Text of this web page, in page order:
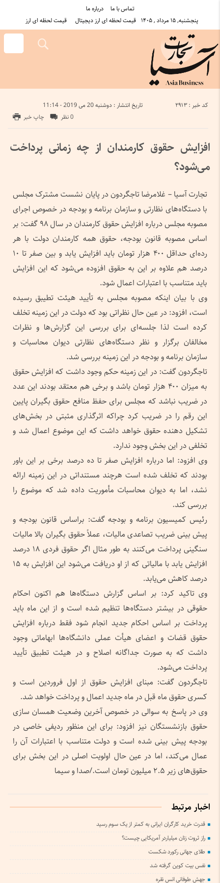
درباره ما
تماس با ما
پنجشنبه, ۱۵ مرداد , ۱۴۰۵
قیمت لحظه ای ارز دیجیتال قیمت لحظه ای ارز
تاریخ انتشار : دوشنبه 20 می 2019 - 11:14 کد خبر : 2913
چاپ خبر 0 نظر
افزایش حقوق کارمندان از چه زمانی پرداخت
می‌شود؟
تجارت آسیا – غلامرضا تاجگردون در پایان نشست مشترک مجلس
با دستگاه‌های نظارتی و سازمان برنامه و بودجه در خصوص اجرای
مصوبه مجلس درباره افزایش حقوق کارمندان در سال ۹۸ گفت: بر
اساس مصوبه قانون بودجه، حقوق همه کارمندان دولت با هر
رده‌ای حداقل ۴۰۰ هزار تومان باید افزایش یابد و بین صفر تا ۱۰
درصد هم علاوه بر این به حقوق افزوده می‌شود که این افزایش
باید متناسب با اعتبارات اعمال شود.
وی با بیان اینکه مصوبه مجلس به تأیید هیئت تطیبق رسیده
است، افزود: در عین حال نظراتی بود که دولت در این زمینه تخلف
کرده است لذا جلسه‌ای برای بررسی این گزارش‌ها و نظرات
مخالفان برگزار و نظر دستگاه‌های نظارتی دیوان محاسبات و
سازمان برنامه و بودجه در این زمینه بررسی شد.
تاجگردون گفت: در این زمینه حکم وجود داشت که افزایش حقوق
به میزان ۴۰۰ هزار تومان باشد و برخی هم معتقد بودند این عدد
در ضریب نباشد که مجلس برای حفظ منافع حقوق بگیران پایین
این رقم را در ضریب کرد چراکه اثرگذاری مثبتی در بخش‌های
تشکیل دهنده حقوق خواهد داشت که این موضوع اعمال شد و
تخلفی در این بخش وجود ندارد.
وی افزود: اما درباره افزایش صفر تا ده درصد برخی بر این باور
بودند که تخلف شده است هرچند مستنداتی در این زمینه ارائه
نشد، اما به دیوان محاسبات مأموریت داده شد که موضوع را
بررسی کند.
رئیس کمیسیون برنامه و بودجه گفت: براساس قانون بودجه و
پیش بینی ضریب تصاعدی مالیات، عملاً حقوق بگیران بالا مالیات
سنگینی پرداخت می‌کنند به طور مثال اگر حقوق فردی ۱۸ درصد
افزایش یابد با مالیاتی که از او دریافت می‌شود این افزایش به ۱۵
درصد کاهش می‌یابد.
وی تاکید کرد: بر اساس گزارش دستگاه‌ها هم اکنون احکام
حقوقی در بیشتر دستگاه‌ها تنظیم شده است و از این ماه باید
پرداخت بر اساس احکام جدید انجام شود فقط درباره افزایش
حقوق قضات و اعضای هیأت عملی دانشگاه‌ها ابهاماتی وجود
داشت که به صورت جداگانه اصلاح و در هیئت تطبیق تأیید
پرداخت می‌شود.
تاجگردون گفت: مبنای افزایش حقوق از اول فروردین است و
کسری حقوق ماه قبل در ماه جدید اعمال و پرداخت خواهد شد.
وی در پاسخ به سوالی در خصوص آخرین وضعیت همسان سازی
حقوق بازنشستگان نیز افزود: برای این منظور ردیفی خاصی در
بودجه پیش بینی شده است و دولت متناسب با اعتبارات آن را
عمال می‌کند، اما در عین حال اولویت اصلی در این بخش برای
حقوق‌های زیر ۲.۵ میلیون تومان است./صدا و سیما
اخبار مرتبط
قدرت خرید کارگران ایرانی به کمتر از یک سوم رسید
راز ثروت زنان میلیاردر آمریکایی چیست؟
طلای جهانی رکورد شکست
نفس بیت کوین گرفته شد
جهش طوفانی انس نقره